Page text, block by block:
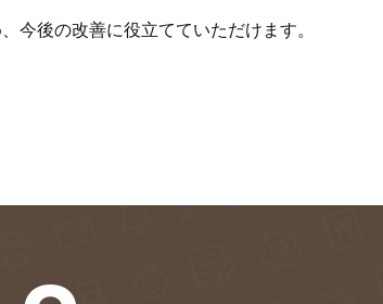
今後の改善に役立てていただけます。